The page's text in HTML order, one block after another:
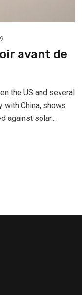
avant de
the US and several
with China, shows
against solar...